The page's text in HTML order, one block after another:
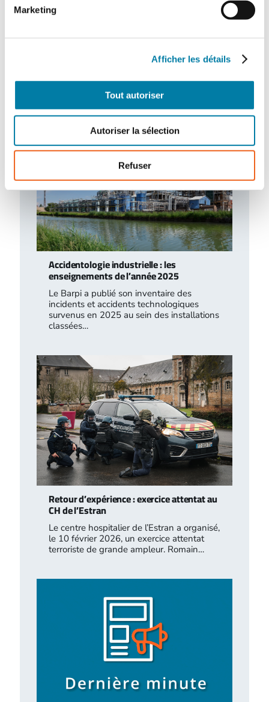
Marketing
Afficher les détails
Tout autoriser
Autoriser la sélection
Refuser
l’épreuve des nouveaux risques
Dans un contexte marqué par l’émergence
des modes de stockage et d’exploitation,
Accidentologie industrielle : les
enseignements de l’année 2025
Le Barpi a publié son inventaire des
incidents et accidents technologiques
survenus en 2025 au sein des installations
classées…
Retour d’expérience : exercice attentat au
CH de l’Estran
Le centre hospitalier de l’Estran a organisé,
le 10 février 2026, un exercice attentat
terroriste de grande ampleur. Romain…